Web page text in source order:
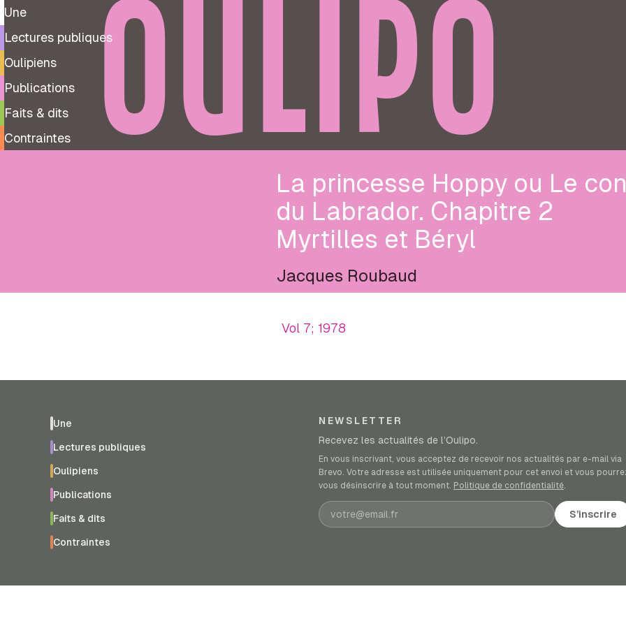
Une
Lectures publiques
Oulipiens
Publications
Faits & dits
Contraintes
OULIPO
La princesse Hoppy ou Le
du Labrador. Chapitre 2
Myrtilles et Béryl
Jacques Roubaud
Vol 7; 1978
Une
Lectures publiques
Oulipiens
Publications
Faits & dits
Contraintes
NEWSLETTER
Recevez les actualités de l’Oulipo.
En vous inscrivant, vous acceptez de recevoir nos actualités par e-mail via
Brevo. Votre adresse est utilisée uniquement pour cet envoi et vous
vous désinscrire à tout moment. Politique de confidentialité.
Adresse e-mail S’inscrire